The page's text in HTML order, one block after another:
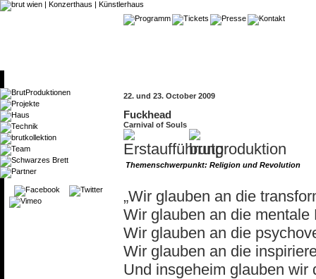
22. und 23. October 2009
Fuckhead
Carnival of Souls
Themenschwerpunkt: Religion und Revolution
„Wir glauben an die
Wir glauben an die
Wir glauben an die
Wir glauben an die
Und insgeheim glauben wir